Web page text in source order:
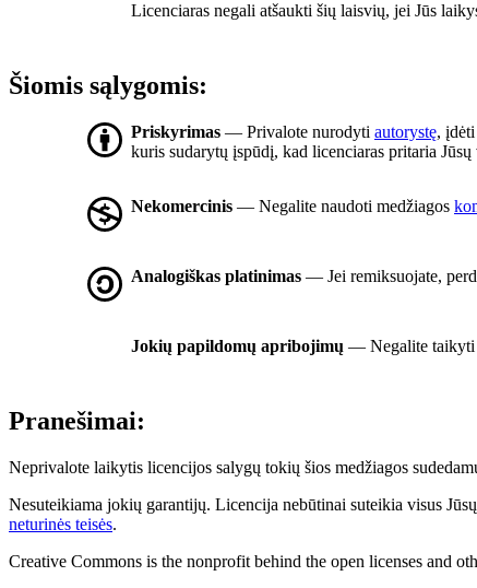
Licenciaras negali atšaukti šių laisvių, jei Jūs
Šiomis sąlygomis:
Priskyrimas — Privalote nurodyti autorystę,
kuris sudarytų įspūdį, kad licenciaras pritaria
Nekomercinis — Negalite naudoti medžiagos
Analogiškas platinimas — Jei remiksuojate,
Jokių papildomų apribojimų — Negalite taikyti
Pranešimai:
Neprivalote laikytis licencijos salygų tokių šios medžiagos
Nesuteikiama jokių garantijų. Licencija nebūtinai suteikia visus
neturinės teisės.
Creative Commons is the nonprofit behind the open licenses and